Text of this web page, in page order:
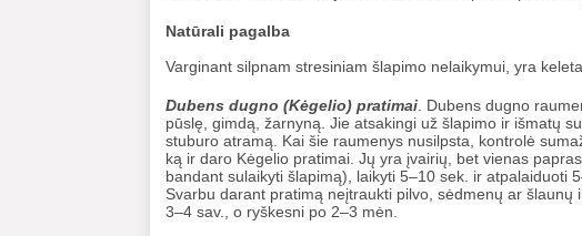
Natūrali pagalba
Varginant silpnam stresiniam šlapimo nelaikymui, yra
Dubens dugno (Kėgelio) pratimai . Dubens dugno
pūslę, gimdą, žarnyną. Jie atsakingi už šlapimo ir išmatų
stuburo atramą. Kai šie raumenys nusilpsta, kontrolė
ką ir daro Kėgelio pratimai. Jų yra įvairių, bet vienas
bandant sulaikyti šlapimą), laikyti 5–10 sek. ir atpalaiduoti
Svarbu darant pratimą neįtraukti pilvo, sėdmenų ar
3–4 sav., o ryškesni po 2–3 mėn.